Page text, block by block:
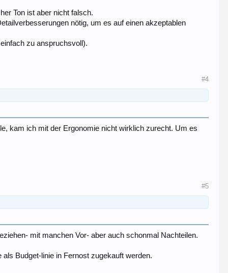
Ton ist aber nicht falsch.
nötig, um es auf einen akzeptablen
zu anspruchsvoll).
#4
kam ich mit der Ergonomie nicht wirklich zurecht. Um es
#5
mit manchen Vor- aber auch schonmal Nachteilen.
Budget-linie in Fernost zugekauft werden.